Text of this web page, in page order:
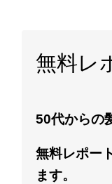
無料レ
50代からの
無料レポー
ます。